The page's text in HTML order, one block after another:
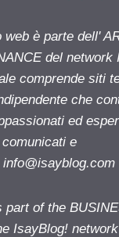
è parte dell'
del network
comprende siti
che
ed
e
info@isayblog.com
part of the
IsayBlog! network